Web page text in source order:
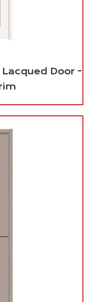
Lacqued Door -